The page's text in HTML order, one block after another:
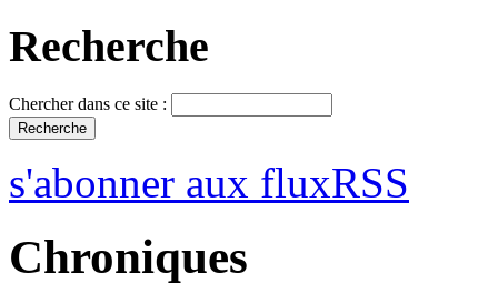
Recherche
Chercher dans ce site :
s'abonner aux fluxRSS
Chroniques